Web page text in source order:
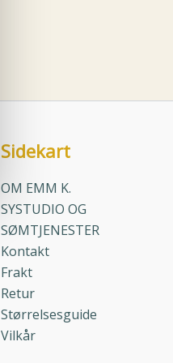
Sidekart
OM EMM K.
SYSTUDIO OG
SØMTJENESTER
Kontakt
Frakt
Retur
Størrelsesguide
Vilkår